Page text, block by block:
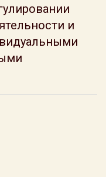
и